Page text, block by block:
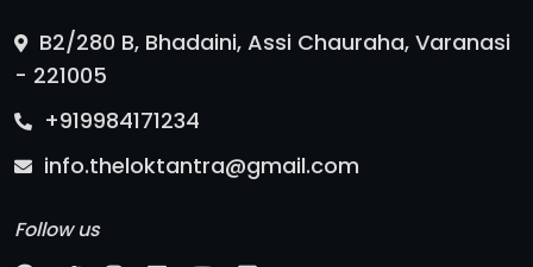
B2/280 B, Bhadaini, Assi Chauraha, Varanasi
- 221005
+919984171234
info.theloktantra@gmail.com
Follow us